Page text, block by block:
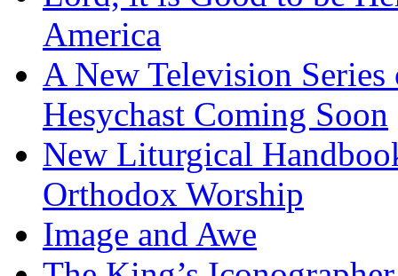
America
A New Television
Hesychast Coming Soon
New Liturgical
Orthodox Worship
Image and Awe